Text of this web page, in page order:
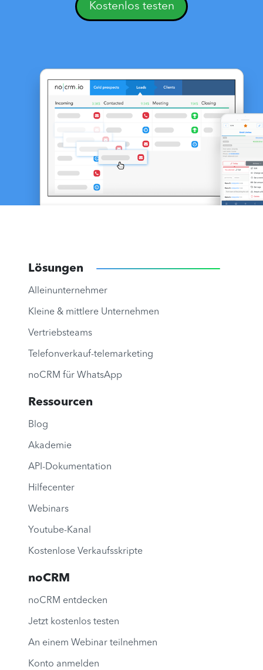
Kostenlos testen
Lösungen
Alleinunternehmer
Kleine & mittlere Unternehmen
Vertriebsteams
Telefonverkauf-telemarketing
noCRM für WhatsApp
Ressourcen
Blog
Akademie
API-Dokumentation
Hilfecenter
Webinars
Youtube-Kanal
Kostenlose Verkaufsskripte
noCRM
noCRM entdecken
Jetzt kostenlos testen
An einem Webinar teilnehmen
Konto anmelden